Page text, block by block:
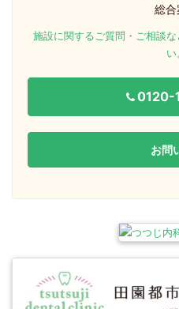
総合
施設に関するご質問・ご相談
い
0120-
お問